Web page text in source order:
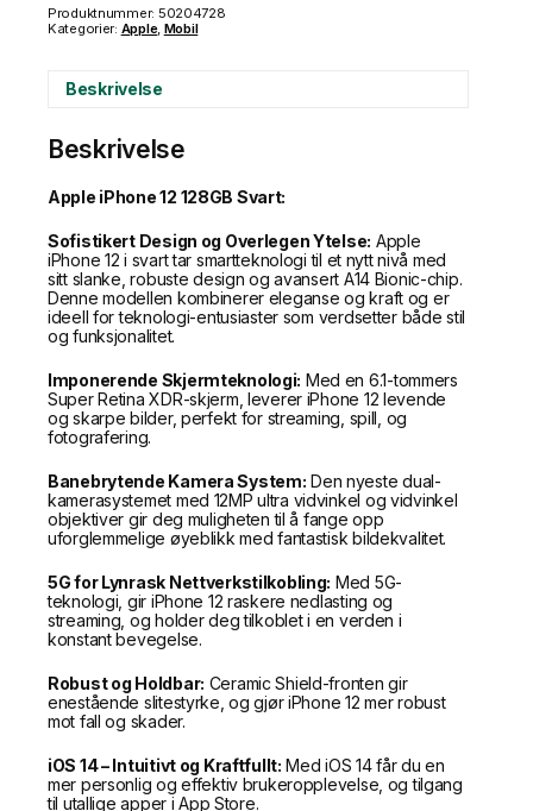
Produktnummer: 50204728
Kategorier: Apple, Mobil
Beskrivelse
Beskrivelse
Apple iPhone 12 128GB Svart:
Sofistikert Design og Overlegen Ytelse: Apple
iPhone 12 i svart tar smartteknologi til et nytt nivå med
sitt slanke, robuste design og avansert A14 Bionic-chip.
Denne modellen kombinerer eleganse og kraft og er
ideell for teknologi-entusiaster som verdsetter både stil
og funksjonalitet.
Imponerende Skjermteknologi: Med en 6.1-tommers
Super Retina XDR-skjerm, leverer iPhone 12 levende
og skarpe bilder, perfekt for streaming, spill, og
fotografering.
Banebrytende Kamera System: Den nyeste dual-
kamerasystemet med 12MP ultra vidvinkel og vidvinkel
objektiver gir deg muligheten til å fange opp
uforglemmelige øyeblikk med fantastisk bildekvalitet.
5G for Lynrask Nettverkstilkobling: Med 5G-
teknologi, gir iPhone 12 raskere nedlasting og
streaming, og holder deg tilkoblet i en verden i
konstant bevegelse.
Robust og Holdbar: Ceramic Shield-fronten gir
enestående slitestyrke, og gjør iPhone 12 mer robust
mot fall og skader.
iOS 14 – Intuitivt og Kraftfullt: Med iOS 14 får du en
mer personlig og effektiv brukeropplevelse, og tilgang
til utallige apper i App Store.